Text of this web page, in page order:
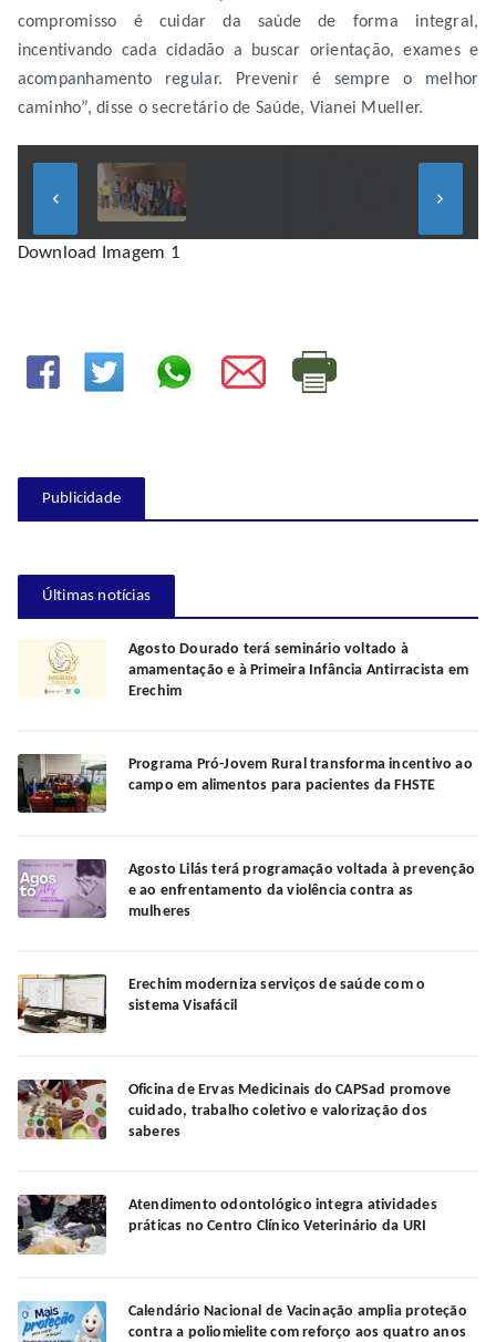
compromisso é cuidar da saúde de forma integral,
incentivando cada cidadão a buscar orientação, exames e
acompanhamento regular. Prevenir é sempre o melhor
caminho”, disse o secretário de Saúde, Vianei Mueller.
keyboard_arrow_left keyboard_arrow_right
Download Imagem 1
Publicidade
Últimas notícias
Agosto Dourado terá seminário voltado à
amamentação e à Primeira Infância Antirracista em
Erechim
Programa Pró-Jovem Rural transforma incentivo ao
campo em alimentos para pacientes da FHSTE
Agosto Lilás terá programação voltada à prevenção
e ao enfrentamento da violência contra as
mulheres
Erechim moderniza serviços de saúde com o
sistema Visafácil
Oficina de Ervas Medicinais do CAPSad promove
cuidado, trabalho coletivo e valorização dos
saberes
Atendimento odontológico integra atividades
práticas no Centro Clínico Veterinário da URI
Calendário Nacional de Vacinação amplia proteção
contra a poliomielite com reforço aos quatro anos